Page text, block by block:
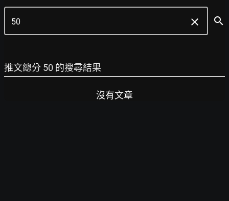
clear search
推文總分 50 的搜尋結果
沒有文章